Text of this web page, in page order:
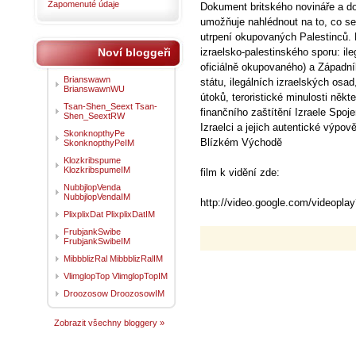
Dokument britského novináře a
umožňuje nahlédnout na to, co
utrpení okupovaných
izraelsko-palestinského sporu:
oficiálně okupovaného) a
státu, ilegálních izraelských
útoků, teroristické minulosti
finančního zaštítění Izraele
Izraelci a jejich autentické
Blízkém Východě
film k vidění zde:
http://video.google.com/
Zapomenuté údaje
Noví bloggeři
Brianswawn
BrianswawnWU
Tsan-Shen_Seext Tsan-
Shen_SeextRW
SkonknopthyPe
SkonknopthyPeIM
Klozkribspume
KlozkribspumeIM
NubbjlopVenda
NubbjlopVendaIM
PlixplixDat PlixplixDatIM
FrubjankSwibe
FrubjankSwibeIM
MibbblizRal MibbblizRalIM
VlimglopTop VlimglopTopIM
Droozosow DroozosowIM
Zobrazit všechny bloggery »